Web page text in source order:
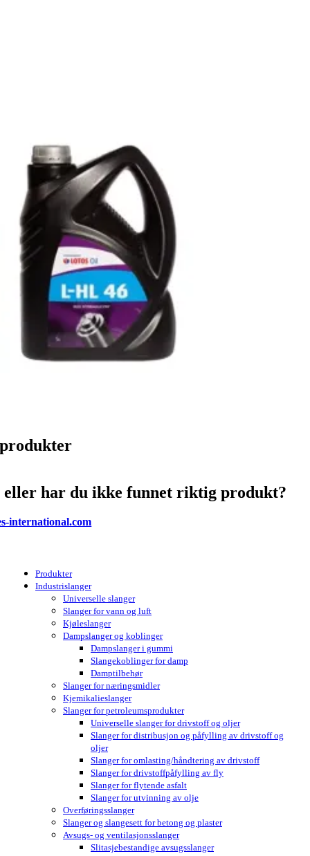
har du ikke funnet riktig produkt?
international.com
Produkter
Industrislanger
Universelle slanger
Slanger for vann og luft
Kjøleslanger
Dampslanger og koblinger
Dampslanger i gummi
Slangekoblinger for damp
Damptilbehør
Slanger for næringsmidler
Kjemikalieslanger
Slanger for petroleumsprodukter
Universelle slanger for drivstoff og oljer
Slanger for distribusjon og påfylling av drivstoff og
oljer
Slanger for omlasting/håndtering av drivstoff
Slanger for drivstoffpåfylling av fly
Slanger for flytende asfalt
Slanger for utvinning av olje
Overføringsslanger
Slanger og slangesett for betong og plaster
Avsugs- og ventilasjonsslanger
Slitasjebestandige avsugsslanger